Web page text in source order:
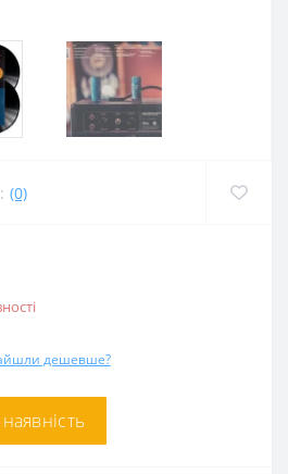
(0)
дешевше?